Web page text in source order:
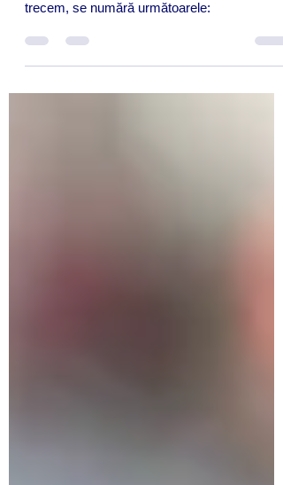
Printre cele mai des întâlnite întrebări cu
trecem, se numără următoarele: